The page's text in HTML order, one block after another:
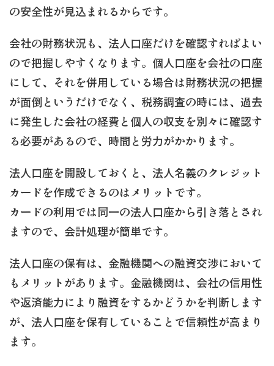
の安全性が見込まれるからです。
会社の財務状況も、法人口座だけを確認すればよい
ので把握しやすくなります。個人口座を会社の口座
にして、それを併用している場合は財務状況の把握
が面倒というだけでなく、税務調査の時には、過去
に発生した会社の経費と個人の収支を別々に確認す
る必要があるので、時間と労力がかかります。
法人口座を開設しておくと、法人名義のクレジット
カードを作成できるのはメリットです。
カードの利用では同一の法人口座から引き落とされ
ますので、会計処理が簡単です。
法人口座の保有は、金融機関への融資交渉において
もメリットがあります。金融機関は、会社の信用性
や返済能力により融資をするかどうかを判断します
が、法人口座を保有していることで信頼性が高まり
ます。